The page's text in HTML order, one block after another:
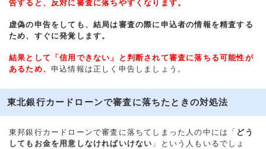
告すると、反対に審査に落ちやすくなります。
虚偽の申告をしても、結局は審査の際に申込者の情報を精査する
ため、すぐに発覚します。
結果として「信用できない」と判断されて審査に落ちる可能性が
あるため、 申込情報は正しく申告しましょう。
東北銀行カードローンで審査に落ちたときの対処法
東邦銀行カードローンで審査に落ちてしまった人の中には「 どう
してもお金を用意しなければいけない 」という人もいるでしょ